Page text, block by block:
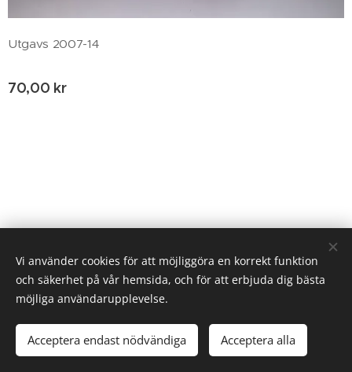
Utgavs 2007-14
70,00 kr
Lägg i kundvagnen
© 2020 Birgitta Helm, Broestorp 1175, 289 93 Broby
Cookies
Vi använder cookies för att möjliggöra en korrekt funktion
och säkerhet på vår hemsida, och för att erbjuda dig bästa
möjliga användarupplevelse.
Acceptera endast nödvändiga Acceptera alla